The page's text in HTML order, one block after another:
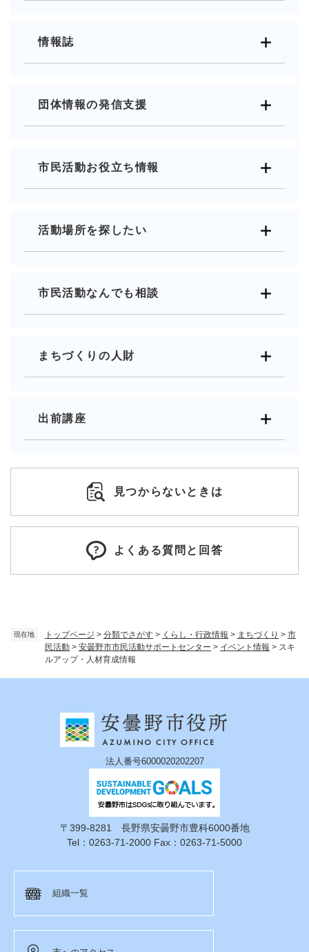
現在地 トップページ > 分類でさがす > くらし・行政情報 > まちづくり > 市
民活動 > 安曇野市市民活動サポートセンター > イベント情報 > スキ
ルアップ・人材育成情報
情報誌
団体情報の発信支援
市民活動お役立ち情報
活動場所を探したい
市民活動なんでも相談
まちづくりの人財
出前講座
見つからないときは
よくある質問と回答
法人番号6000020202207
〒399-8281 長野県安曇野市豊科6000番地
Tel：0263-71-2000 Fax：0263-71-5000
組織一覧